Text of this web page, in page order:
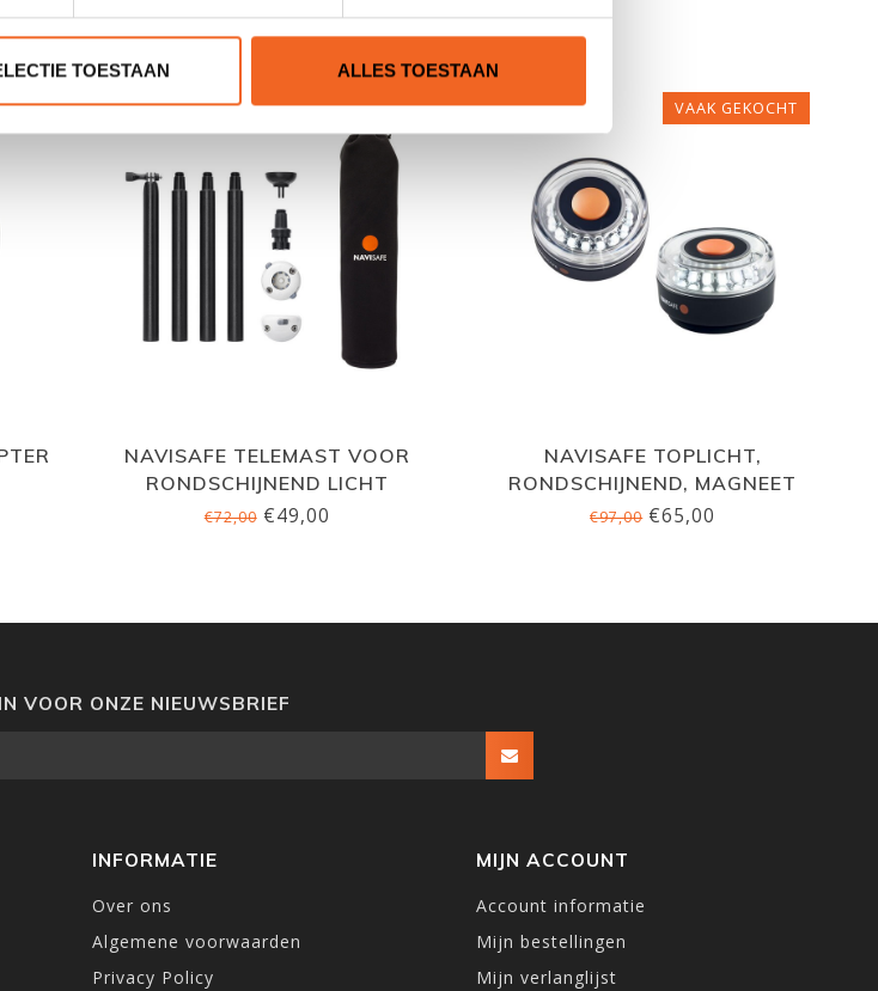
TOESTAAN ALLES TOESTAAN
PRODUCTEN
NAVISAFE TELEMAST VOOR
RONDSCHIJNEND LICHT
€72,00€49,00
VAAK GEKOCHT
NAVISAFE TOPLICHT,
RONDSCHIJNEND, MAGNEET
€97,00€65,00
VOOR ONZE NIEUWSBRIEF
INFORMATIE
Over ons
Algemene voorwaarden
Privacy Policy
MIJN ACCOUNT
Account informatie
Mijn bestellingen
Mijn verlanglijst